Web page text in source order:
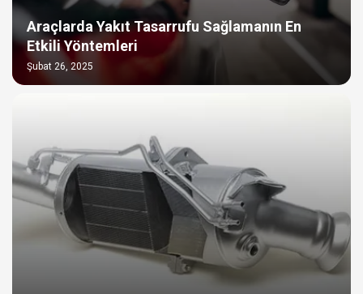
Araçlarda Yakıt Tasarrufu Sağlamanın En
Etkili Yöntemleri
Şubat 26, 2025